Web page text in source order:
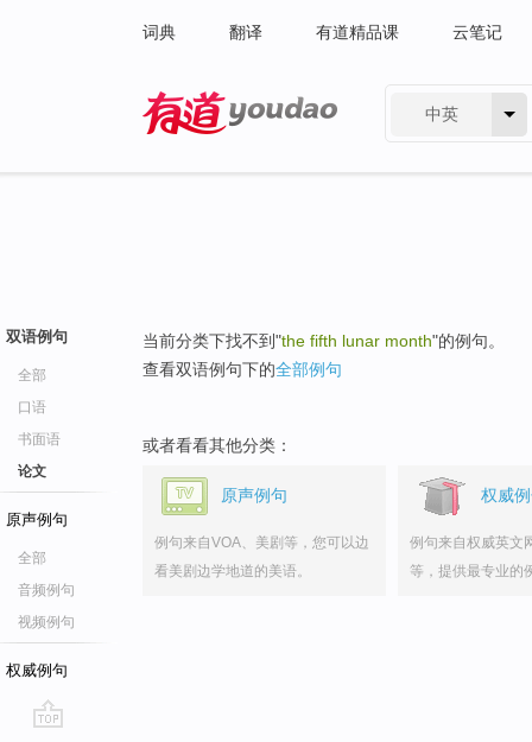
词典 翻译 有道精品课 云笔记
中英
双语例句
全部
口语
书面语
论文
原声例句
全部
音频例句
视频例句
权威例句
当前分类下找不到"the fifth lunar month"的例句。
查看双语例句下的全部例句
或者看看其他分类：
原声例句
例句来自VOA、美剧等，您可以边
看美剧边学地道的美语。
权威
例句来自权威英文
等，提供最专业的